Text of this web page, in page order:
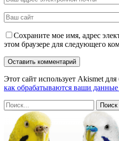
Сохраните мое имя, адрес
этом браузере для следующего
Этот сайт использует Akismet
как обрабатываются ваши